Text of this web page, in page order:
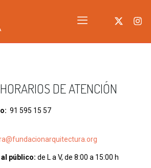
DE ATENCIÓN
91 595 15 57
público: de L a V, de 8:00 a 15:00 h